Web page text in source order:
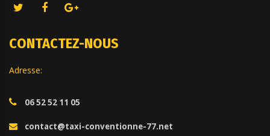
CONTACTEZ-NOUS
Adresse:
06 52 52 11 05
contact@taxi-conventionne-77.net